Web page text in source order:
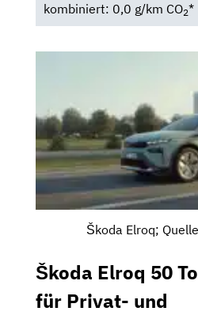
kombiniert: 0,0 g/km CO2*
Škoda Elroq;
Škoda Elroq 50
für Privat- und